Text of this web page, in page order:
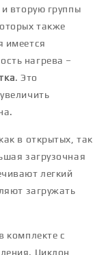
и вторую группы
также
имеется
нагрева –
. Это
в открытых, так
загрузочная
легкий
загружать
комплекте с
Циклон